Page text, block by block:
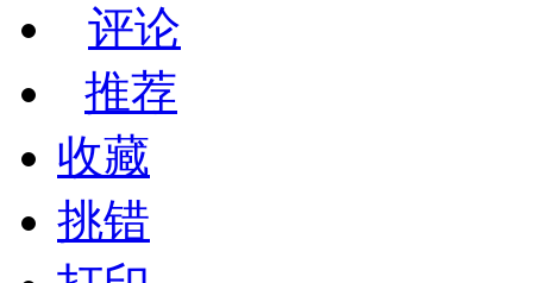
评论
推荐
收藏
挑错